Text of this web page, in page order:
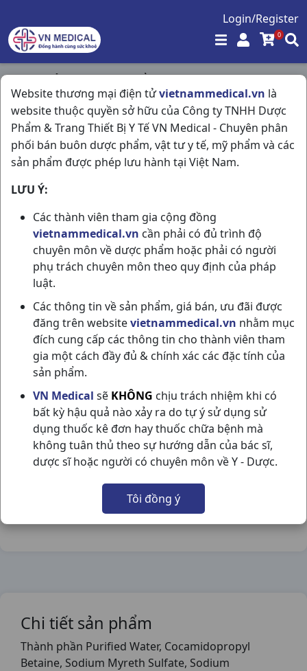
Login/Register
0
Website thương mại điện tửvietnammedical.vn là
website thuộc quyền sở hữu của Công ty TNHH Dược
Phẩm & Trang Thiết Bị Y Tế VN Medical - Chuyên phân
phối bán buôn dược phẩm, vật tư y tế, mỹ phẩm và các
sản phẩm được phép lưu hành tại Việt Nam.
LƯU Ý:
Các thành viên tham gia cộng đồng
vietnammedical.vn cần phải có đủ trình độ
chuyên môn về dược phẩm hoặc phải có người
phụ trách chuyên môn theo quy định của pháp
luật.
Các thông tin về sản phẩm, giá bán, ưu đãi được
đăng trên websitevietnammedical.vn nhằm mục
đích cung cấp các thông tin cho thành viên tham
gia một cách đầy đủ & chính xác các đặc tính của
sản phẩm.
VN Medical sẽ KHÔNG chịu trách nhiệm khi có
bất kỳ hậu quả nào xảy ra do tự ý sử dụng sử
dụng thuốc kê đơn hay thuốc chữa bệnh mà
không tuân thủ theo sự hướng dẫn của bác sĩ,
dược sĩ hoặc người có chuyên môn về Y - Dược.
Tôi đồng ý
Trang chủ / Hóa - Mỹ Phẩm /
Tắm Gội Pigeon(vàng) C200ml
TẮM GỘI PIGEON(VÀNG) C200ML
NSX:Japan
Nhóm hàng:Hóa - Mỹ Phẩm,
Chia sẻ qua mạng xã hội:
Chi tiết sản phẩm
Thành phần Purified Water, Cocamidopropyl
Betaine, Sodium Myreth Sulfate, Sodium